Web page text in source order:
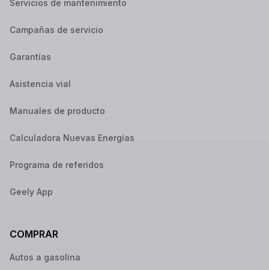
Servicios de mantenimiento
Campañas de servicio
Garantías
Asistencia vial
Manuales de producto
Calculadora Nuevas Energías
Programa de referidos
Geely App
COMPRAR
Autos a gasolina